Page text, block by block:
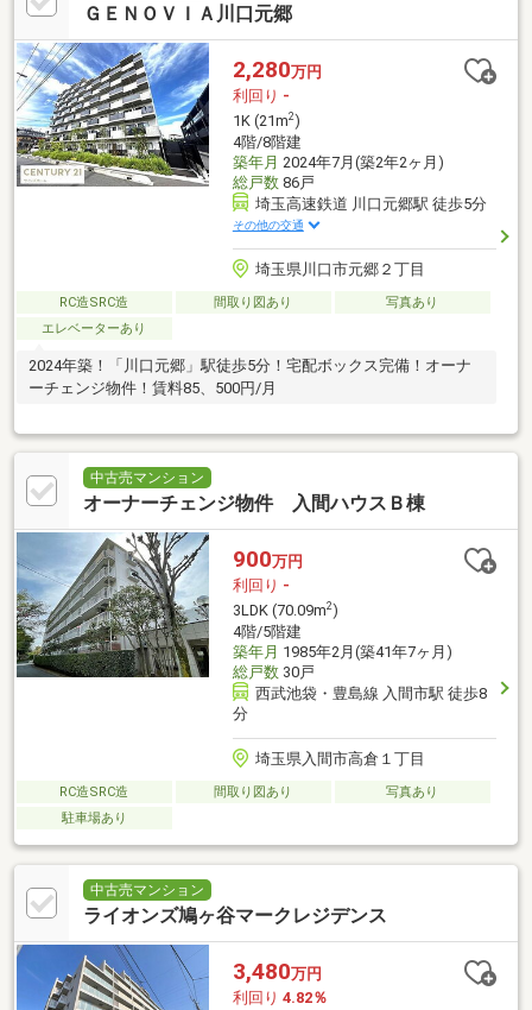
ＧＥＮＯＶＩＡ川口元郷
2,280万円
利回り -
1K (21m2)
4階/8階建
築年月 2024年7月(築2年2ヶ月)
総戸数86戸
埼玉高速鉄道 川口元郷駅 徒歩5分
その他の交通
埼玉県川口市元郷２丁目
RC造SRC造 間取り図あり
写真あり
エレベーターあり
2024年築！「川口元郷」駅徒歩5分！宅配ボックス完備！オーナ
ーチェンジ物件！賃料85、500円/月
中古売マンション
オーナーチェンジ物件 入間ハウスＢ棟
900万円
利回り -
3LDK (70.09m2)
4階/5階建
築年月 1985年2月(築41年7ヶ月)
総戸数30戸
西武池袋・豊島線 入間市駅 徒歩8
分
埼玉県入間市高倉１丁目
RC造SRC造 間取り図あり
写真あり
駐車場あり
中古売マンション
ライオンズ鳩ヶ谷マークレジデンス
3,480万円
利回り 4.82％